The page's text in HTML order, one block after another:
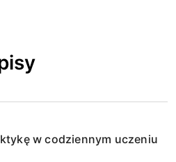
w codziennym uczeniu